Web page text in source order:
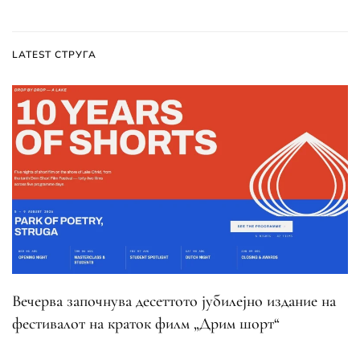
LATEST СТРУГА
Вечерва започнува десеттото јубилејно издание на
фестивалот на краток филм „Дрим шорт“